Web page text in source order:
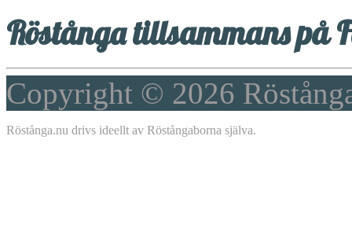
Röstånga tillsammans på
Copyright © 2026
Röstånga.nu drivs ideellt av Röstångaborna själva.